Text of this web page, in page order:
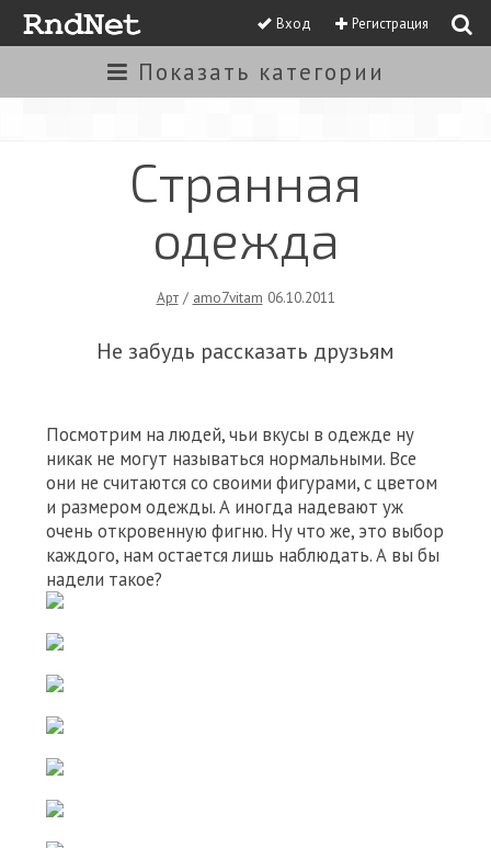
Вход Регистрация
Показать категории
Странная
одежда
Арт/ amo7vitam 06.10.2011
Не забудь рассказать друзьям
Посмотрим на людей, чьи вкусы в одежде ну
никак не могут называться нормальными. Все
они не считаются со своими фигурами, с цветом
и размером одежды. А иногда надевают уж
очень откровенную фигню. Ну что же, это выбор
каждого, нам остается лишь наблюдать. А вы бы
надели такое?